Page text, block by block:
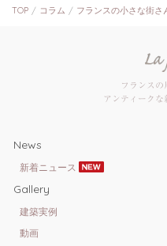
TOP コラム フランスの小さな街さん
フランスの
アンティークな
News
新着ニュース
Gallery
建築実例
動画